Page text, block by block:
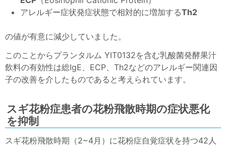
アレルギー症状発症状態で相対的に増加するTh2
の値が有意に減少していました。
このことからプランタルム YIT0132を含む乳酸菌発酵果汁
飲料の有効性は総IgE、ECP、Th2などのアレルギー関連因
子の改善を介したものであると考えられています。
スギ花粉症患者の花粉飛散時期の症状悪化
を抑制
スギ花粉飛散時期（2~4月）に花粉症自覚症状を持つ42人